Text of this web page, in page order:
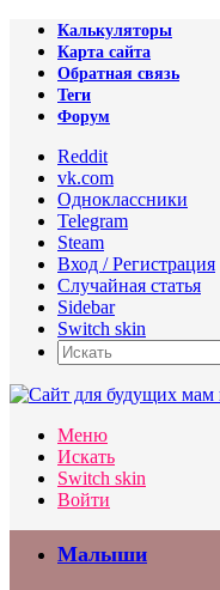
Калькуляторы
Карта сайта
Обратная связь
Теги
Форум
Reddit
vk.com
Одноклассники
Telegram
Steam
Вход / Регистрация
Случайная статья
Sidebar
Switch skin
Меню
Искать
Switch skin
Войти
Малыши